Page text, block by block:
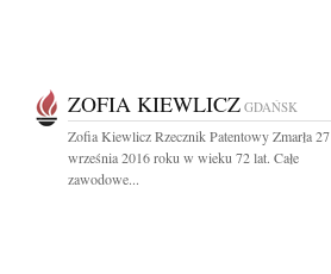
ZOFIA KIEWLICZ GDAŃSK
Zofia Kiewlicz Rzecznik Patentowy Zmarła 27
września 2016 roku w wieku 72 lat. Całe
zawodowe...